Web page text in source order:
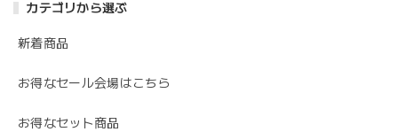
カテゴリから選ぶ
新着商品
お得なセール会場はこちら
お得なセット商品